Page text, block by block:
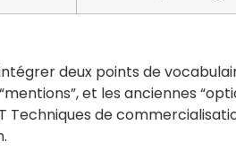
deux points de
et les anciennes
Techniques de